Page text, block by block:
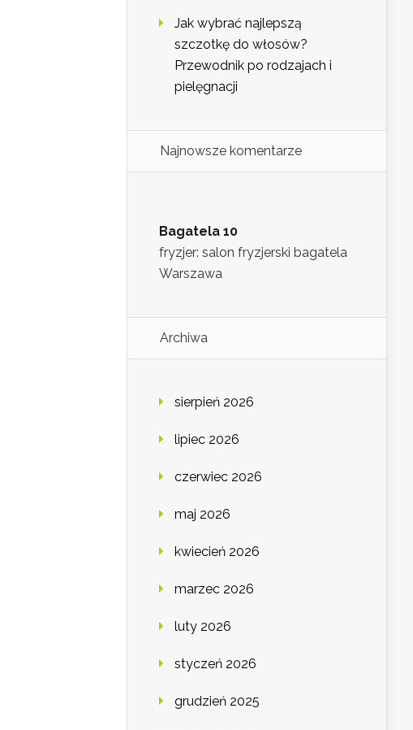
Jak wybrać najlepszą
szczotkę do włosów?
Przewodnik po rodzajach i
pielęgnacji
Najnowsze komentarze
Bagatela 10
fryzjer: salon fryzjerski bagatela
Warszawa
Archiwa
sierpień 2026
lipiec 2026
czerwiec 2026
maj 2026
kwiecień 2026
marzec 2026
luty 2026
styczeń 2026
grudzień 2025